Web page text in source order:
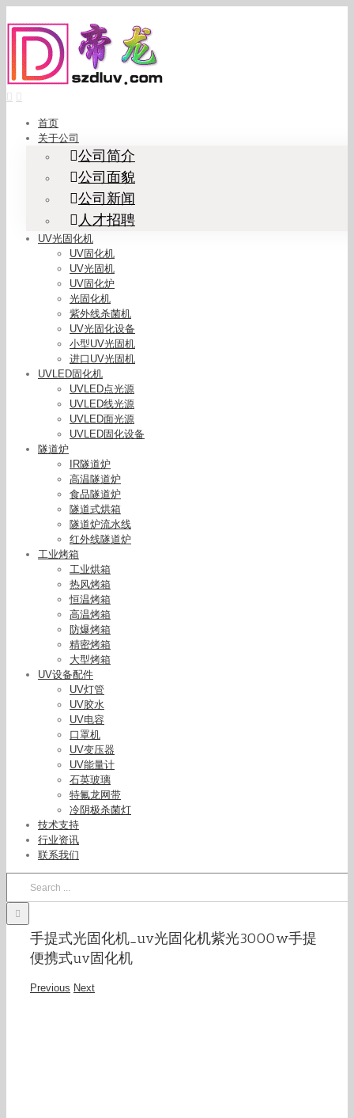
to
content
首页
关于公司
公司简介
公司面貌
公司新闻
人才招聘
UV光固化机
UV固化机
UV光固机
UV固化炉
光固化机
紫外线杀菌机
UV光固化设备
小型UV光固机
进口UV光固机
UVLED固化机
UVLED点光源
UVLED线光源
UVLED面光源
UVLED固化设备
隧道炉
IR隧道炉
高温隧道炉
食品隧道炉
隧道式烘箱
隧道炉流水线
红外线隧道炉
工业烤箱
工业烘箱
热风烤箱
恒温烤箱
高温烤箱
防爆烤箱
精密烤箱
大型烤箱
UV设备配件
UV灯管
UV胶水
UV电容
口罩机
UV变压器
UV能量计
石英玻璃
特氟龙网带
冷阴极杀菌灯
技术支持
行业资讯
联系我们
手提式光固化机_uv光固化机紫光3000w手提
便携式uv固化机
Previous Next